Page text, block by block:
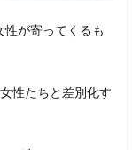
が寄ってくるも
性たちと差別化す